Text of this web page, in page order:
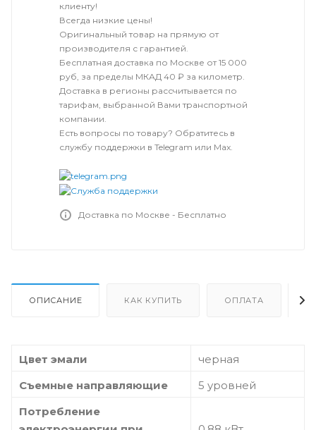
клиенту!
Всегда низкие цены!
Оригинальный товар на прямую от
производителя с гарантией.
Бесплатная доставка по Москве от 15 000
руб, за пределы МКАД 40 ₽ за километр.
Доставка в регионы рассчитывается по
тарифам, выбранной Вами транспортной
компании.
Есть вопросы по товару? Обратитесь в
службу поддержки в Telegram или Max.
Доставка по Москве - Бесплатно
ОПИСАНИЕ КАК КУПИТЬ ОПЛАТА
Цвет эмали
черная
Съемные направляющие
5 уровней
Потребление